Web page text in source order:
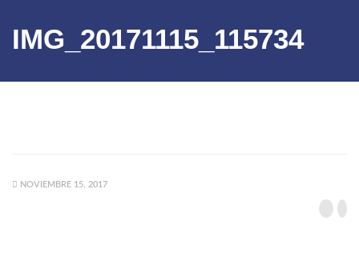
IMG_20171115_115734
NOVIEMBRE 15, 2017